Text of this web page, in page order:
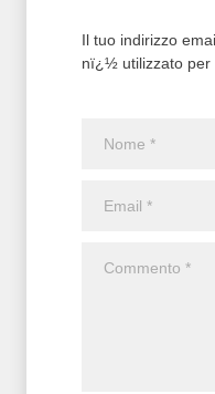
Il tuo indirizzo
nï¿½ utilizzato per